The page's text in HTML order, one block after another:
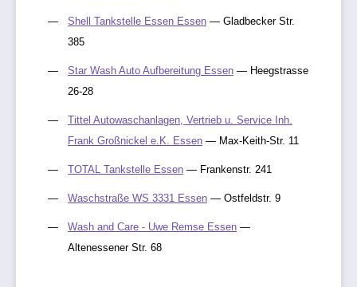
Shell Tankstelle Essen Essen — Gladbecker Str.
385
Star Wash Auto Aufbereitung Essen — Heegstrasse
26-28
Tittel Autowaschanlagen, Vertrieb u. Service Inh.
Frank Großnickel e.K. Essen — Max-Keith-Str. 11
TOTAL Tankstelle Essen — Frankenstr. 241
Waschstraße WS 3331 Essen — Ostfeldstr. 9
Wash and Care - Uwe Remse Essen —
Altenessener Str. 68